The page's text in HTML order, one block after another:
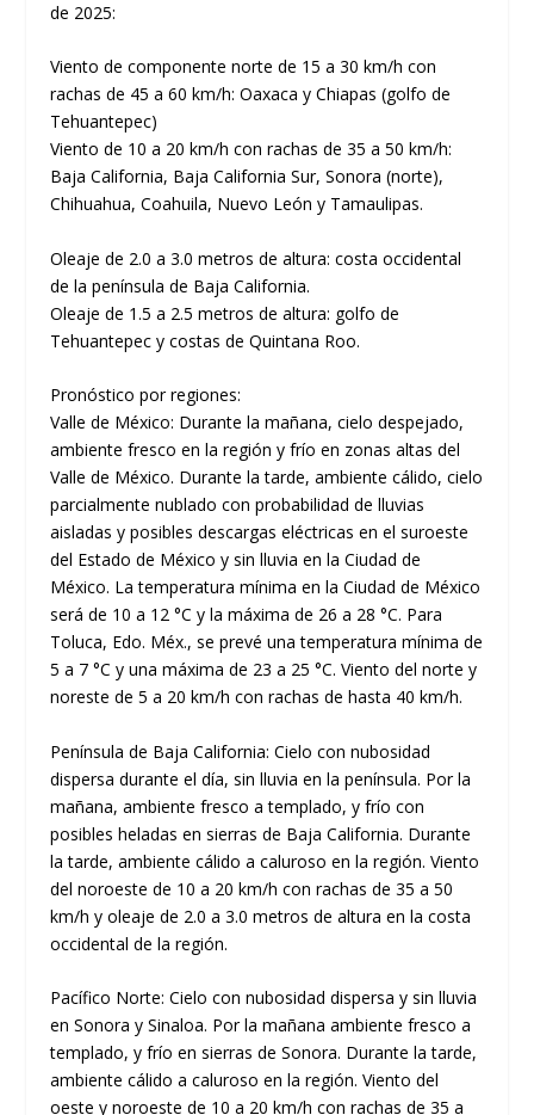
de 2025:
Viento de componente norte de 15 a 30 km/h con
rachas de 45 a 60 km/h: Oaxaca y Chiapas (golfo de
Tehuantepec)
Viento de 10 a 20 km/h con rachas de 35 a 50 km/h:
Baja California, Baja California Sur, Sonora (norte),
Chihuahua, Coahuila, Nuevo León y Tamaulipas.
Oleaje de 2.0 a 3.0 metros de altura: costa occidental
de la península de Baja California.
Oleaje de 1.5 a 2.5 metros de altura: golfo de
Tehuantepec y costas de Quintana Roo.
Pronóstico por regiones:
Valle de México: Durante la mañana, cielo despejado,
ambiente fresco en la región y frío en zonas altas del
Valle de México. Durante la tarde, ambiente cálido, cielo
parcialmente nublado con probabilidad de lluvias
aisladas y posibles descargas eléctricas en el suroeste
del Estado de México y sin lluvia en la Ciudad de
México. La temperatura mínima en la Ciudad de México
será de 10 a 12 °C y la máxima de 26 a 28 °C. Para
Toluca, Edo. Méx., se prevé una temperatura mínima de
5 a 7 °C y una máxima de 23 a 25 °C. Viento del norte y
noreste de 5 a 20 km/h con rachas de hasta 40 km/h.
Península de Baja California: Cielo con nubosidad
dispersa durante el día, sin lluvia en la península. Por la
mañana, ambiente fresco a templado, y frío con
posibles heladas en sierras de Baja California. Durante
la tarde, ambiente cálido a caluroso en la región. Viento
del noroeste de 10 a 20 km/h con rachas de 35 a 50
km/h y oleaje de 2.0 a 3.0 metros de altura en la costa
occidental de la región.
Pacífico Norte: Cielo con nubosidad dispersa y sin lluvia
en Sonora y Sinaloa. Por la mañana ambiente fresco a
templado, y frío en sierras de Sonora. Durante la tarde,
ambiente cálido a caluroso en la región. Viento del
oeste y noroeste de 10 a 20 km/h con rachas de 35 a